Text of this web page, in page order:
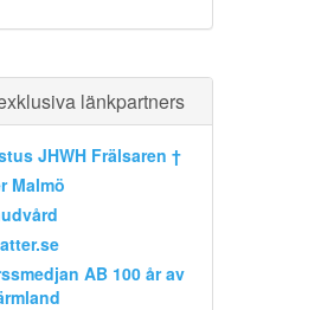
länkpartners
JHWH Frälsaren †
Malmö
AB 100 år av